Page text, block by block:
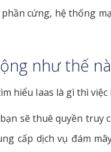
cứng, hệ thống
như thế
hiểu Iaas là gì thì
sẽ thuê quyền truy
cấp dịch vụ đám